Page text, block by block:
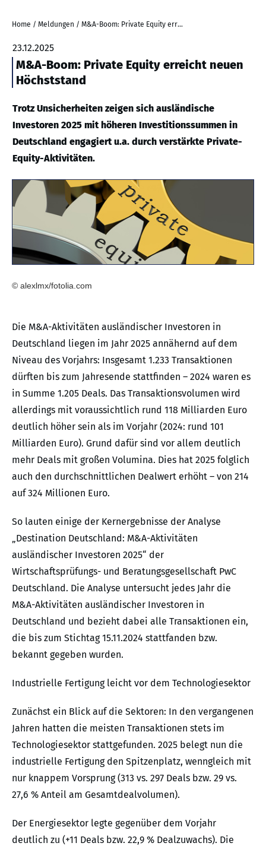
Home / Meldungen / M&A-Boom: Private Equity erreicht neuen Höchststand
23.12.2025
M&A-Boom: Private Equity erreicht neuen
Höchststand
Trotz Unsicherheiten zeigen sich ausländische
Investoren 2025 mit höheren Investitionssummen in
Deutschland engagiert u.a. durch verstärkte Private-
Equity-Aktivitäten.
© alexlmx/fotolia.com
Die M&A-Aktivitäten ausländischer Investoren in
Deutschland liegen im Jahr 2025 annähernd auf dem
Niveau des Vorjahrs: Insgesamt 1.233 Transaktionen
dürften bis zum Jahresende stattfinden – 2024 waren es
in Summe 1.205 Deals. Das Transaktionsvolumen wird
allerdings mit voraussichtlich rund 118 Milliarden Euro
deutlich höher sein als im Vorjahr (2024: rund 101
Milliarden Euro). Grund dafür sind vor allem deutlich
mehr Deals mit großen Volumina. Dies hat 2025 folglich
auch den durchschnittlichen Dealwert erhöht – von 214
auf 324 Millionen Euro.
So lauten einige der Kernergebnisse der Analyse
„Destination Deutschland: M&A-Aktivitäten
ausländischer Investoren 2025“ der
Wirtschaftsprüfungs- und Beratungsgesellschaft PwC
Deutschland. Die Analyse untersucht jedes Jahr die
M&A-Aktivitäten ausländischer Investoren in
Deutschland und bezieht dabei alle Transaktionen ein,
die bis zum Stichtag 15.11.2024 stattfanden bzw.
bekannt gegeben wurden.
Industrielle Fertigung leicht vor dem Technologiesektor
Zunächst ein Blick auf die Sektoren: In den vergangenen
Jahren hatten die meisten Transaktionen stets im
Technologiesektor stattgefunden. 2025 belegt nun die
industrielle Fertigung den Spitzenplatz, wenngleich mit
nur knappem Vorsprung (313 vs. 297 Deals bzw. 29 vs.
27,6 % Anteil am Gesamtdealvolumen).
Der Energiesektor legte gegenüber dem Vorjahr
deutlich zu (+11 Deals bzw. 22,9 % Dealzuwachs). Die